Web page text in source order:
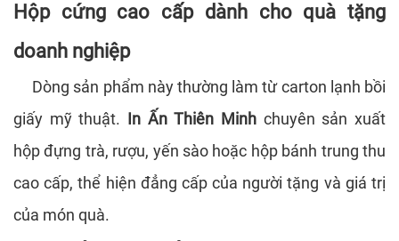
Hộp cứng cao cấp dành cho quà tặng
doanh nghiệp
Dòng sản phẩm này thường làm từ carton lạnh bồi
giấy mỹ thuật. In Ấn Thiên Minh chuyên sản xuất
hộp đựng trà, rượu, yến sào hoặc hộp bánh trung thu
cao cấp, thể hiện đẳng cấp của người tặng và giá trị
của món quà.